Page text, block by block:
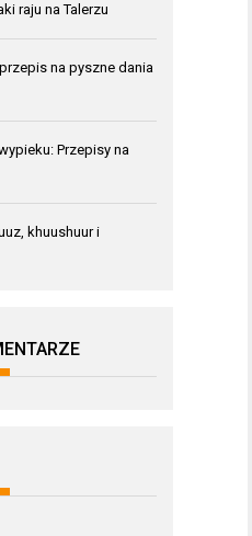
raju na Talerzu
na pyszne dania
Przepisy na
khuushuur i